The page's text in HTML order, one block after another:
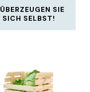
ÜBERZEUGEN SIE
SICH SELBST!